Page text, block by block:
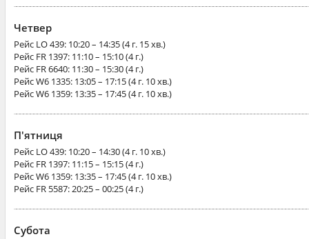
Четвер
Рейс LO 439: 10:20 – 14:35 (4 г. 15 хв.)
Рейс FR 1397: 11:10 – 15:10 (4 г.)
Рейс FR 6640: 11:30 – 15:30 (4 г.)
РейсW6 1335: 13:05 – 17:15 (4 г. 10 хв.)
РейсW6 1359: 13:35 – 17:45 (4 г. 10 хв.)
П'ятниця
Рейс LO 439: 10:20 – 14:30 (4 г. 10 хв.)
Рейс FR 1397: 11:15 – 15:15 (4 г.)
РейсW6 1359: 13:35 – 17:45 (4 г. 10 хв.)
Рейс FR 5587: 20:25 – 00:25 (4 г.)
Субота